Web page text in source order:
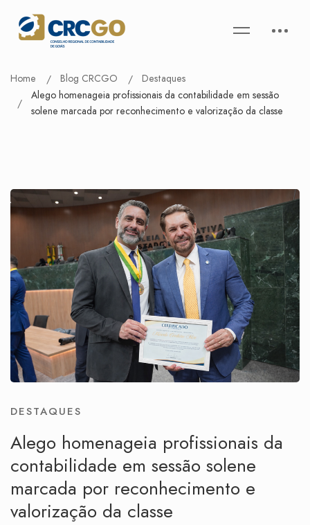
Home Blog CRCGO
Destaques
Alego homenageia profissionais da contabilidade em sessão
solene marcada por reconhecimento e valorização da classe
DESTAQUES
Alego homenageia profissionais da
contabilidade em sessão solene
marcada por reconhecimento e
valorização da classe